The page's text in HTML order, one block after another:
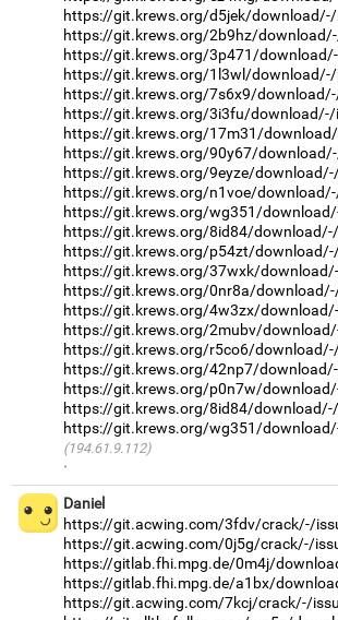
https://git.krews.org/d5jek/
https://git.krews.org/2b9hz/
https://git.krews.org/3p471/
https://git.krews.org/1l3wl/
https://git.krews.org/7s6x9/
https://git.krews.org/3i3fu/download/-/
https://git.krews.org/17m31/
https://git.krews.org/90y67/
https://git.krews.org/9eyze/
https://git.krews.org/n1voe/
https://git.krews.org/wg351/
https://git.krews.org/8id84/
https://git.krews.org/p54zt/
https://git.krews.org/37wxk/
https://git.krews.org/0nr8a/
https://git.krews.org/4w3zx/
https://git.krews.org/2mubv/
https://git.krews.org/r5co6/
https://git.krews.org/42np7/
https://git.krews.org/p0n7w/
https://git.krews.org/8id84/
https://git.krews.org/wg351/
(194.61.9.112)
·
Daniel
https://git.acwing.com/3fdv/crack/-/
https://git.acwing.com/0j5g/crack/-/
https://gitlab.fhi.mpg.de/0m4j/
https://gitlab.fhi.mpg.de/a1bx/
https://git.acwing.com/7kcj/crack/-/